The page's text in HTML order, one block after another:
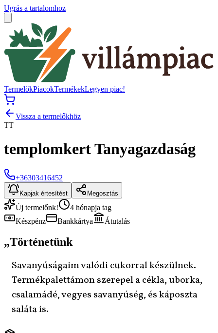
Ugrás a tartalomhoz
TermelőkPiacokTermékekLegyen piac!
Vissza a termelőkhöz
TT
templomkert Tanyagazdaság
+36303416452
Kapjak értesítést Megosztás
Új termelőnk!
4 hónapja tag
Készpénz
Bankkártya Átutalás
„Történetünk
Savanyúságaim valódi cukorral készülnek.
Termékpalettámon szerepel a cékla, uborka,
csalamádé, vegyes savanyúség, és káposzta
saláta is.